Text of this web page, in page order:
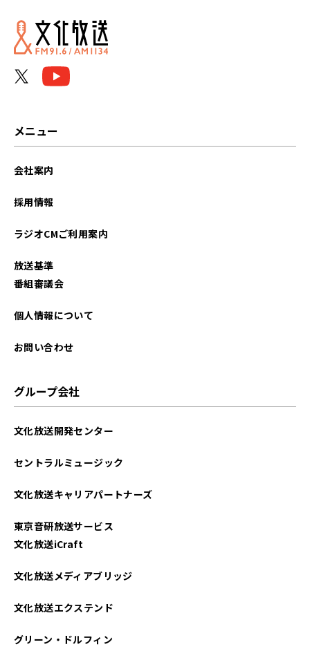
メニュー
会社案内
採用情報
ラジオCMご利用案内
放送基準
番組審議会
個人情報について
お問い合わせ
グループ会社
文化放送開発センター
セントラルミュージック
文化放送キャリアパートナーズ
東京音研放送サービス
文化放送iCraft
文化放送メディアブリッジ
文化放送エクステンド
グリーン・ドルフィン